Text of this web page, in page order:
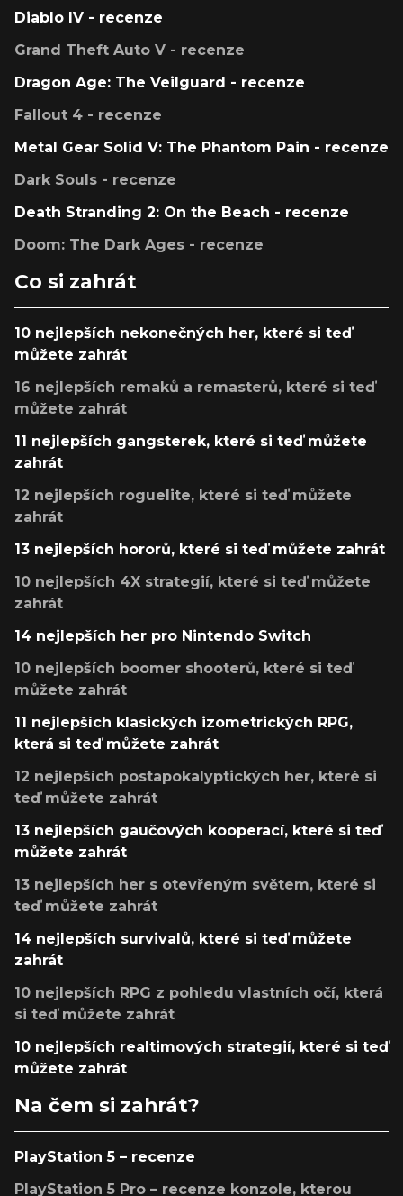
Diablo IV - recenze
Grand Theft Auto V - recenze
Dragon Age: The Veilguard - recenze
Fallout 4 - recenze
Metal Gear Solid V: The Phantom Pain - recenze
Dark Souls - recenze
Death Stranding 2: On the Beach - recenze
Doom: The Dark Ages - recenze
Co si zahrát
10 nejlepších nekonečných her, které si teď
můžete zahrát
16 nejlepších remaků a remasterů, které si teď
můžete zahrát
11 nejlepších gangsterek, které si teď můžete
zahrát
12 nejlepších roguelite, které si teď můžete
zahrát
13 nejlepších hororů, které si teď můžete zahrát
10 nejlepších 4X strategií, které si teď můžete
zahrát
14 nejlepších her pro Nintendo Switch
10 nejlepších boomer shooterů, které si teď
můžete zahrát
11 nejlepších klasických izometrických RPG,
která si teď můžete zahrát
12 nejlepších postapokalyptických her, které si
teď můžete zahrát
13 nejlepších gaučových kooperací, které si teď
můžete zahrát
13 nejlepších her s otevřeným světem, které si
teď můžete zahrát
14 nejlepších survivalů, které si teď můžete
zahrát
10 nejlepších RPG z pohledu vlastních očí, která
si teď můžete zahrát
10 nejlepších realtimových strategií, které si teď
můžete zahrát
Na čem si zahrát?
PlayStation 5 – recenze
PlayStation 5 Pro – recenze konzole, kterou